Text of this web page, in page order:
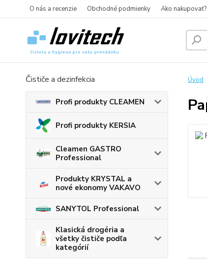
O nás a recenzie Obchodné podmienky Ako nakupovať?
Čističe a dezinfekcia
Profi produkty CLEAMEN
Profi produkty KERSIA
Cleamen GASTRO
Professional
Produkty KRYSTAL a
nové ekonomy VAKAVO
SANYTOL Professional
Klasická drogéria a
všetky čističe podľa
kategórií
Úvod